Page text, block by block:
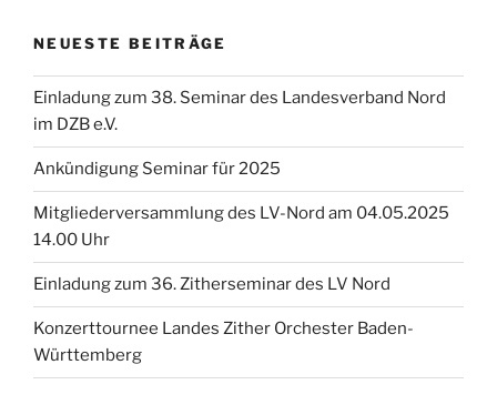
NEUESTE BEITRÄGE
Einladung zum 38. Seminar des Landesverband Nord
im DZB e.V.
Ankündigung Seminar für 2025
Mitgliederversammlung des LV-Nord am 04.05.2025
14.00 Uhr
Einladung zum 36. Zitherseminar des LV Nord
Konzerttournee Landes Zither Orchester Baden-
Württemberg